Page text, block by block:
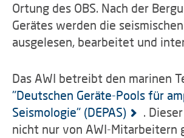
Ortung des OBS. Nach der
Gerätes werden die
ausgelesen, bearbeitet und
Das AWI betreibt den marinen
"Deutschen Geräte-Pools für
Seismologie" (DEPAS)
.
nicht nur von AWI-Mitarbeitern